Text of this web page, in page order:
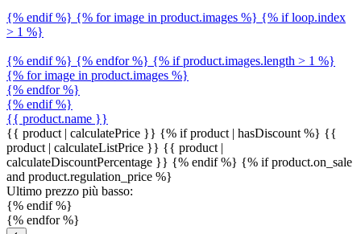
{% endif %} {% for image in product.images %} {% if loop.index
> 1 %}
{% endif %} {% endfor %} {% if product.images.length > 1 %}
{% for image in product.images %}
{% endfor %}
{% endif %}
{{ product.name }}
{{ product | calculatePrice }} {% if product | hasDiscount %} {{
product | calculateListPrice }} {{ product |
calculateDiscountPercentage }} {% endif %} {% if product.on_sale
and product.regulation_price %}
Ultimo prezzo più basso:
{% endif %}
{% endfor %}